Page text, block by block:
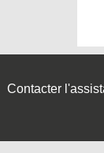
Contacter